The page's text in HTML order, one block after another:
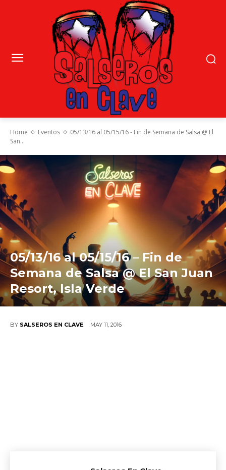
Home Eventos
05/13/16 al 05/15/16 - Fin de Semana de Salsa @ El
San...
05/13/16 al 05/15/16 – Fin de
Semana de Salsa @ El San Juan
Resort, Isla Verde
BY SALSEROS EN CLAVE MAY 11, 2016